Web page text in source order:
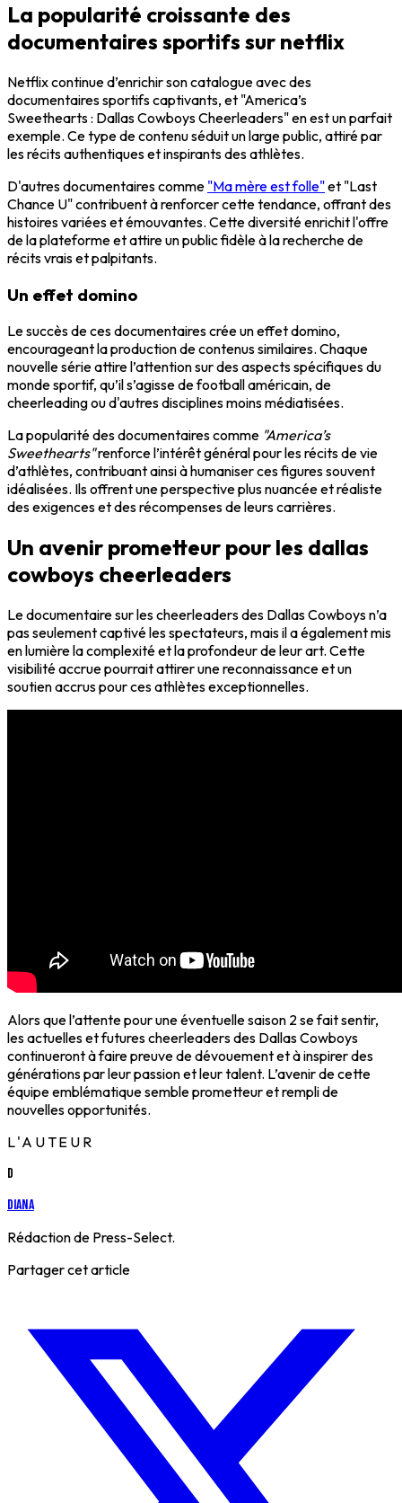
La popularité croissante des
documentaires sportifs sur netflix
Netflix continue d’enrichir son catalogue avec des
documentaires sportifs captivants, et "America’s
Sweethearts : Dallas Cowboys Cheerleaders" en est un parfait
exemple. Ce type de contenu séduit un large public, attiré par
les récits authentiques et inspirants des athlètes.
D'autres documentaires comme "Ma mère est folle"et "Last
Chance U" contribuent à renforcer cette tendance, offrant des
histoires variées et émouvantes. Cette diversité enrichit l'offre
de la plateforme et attire un public fidèle à la recherche de
récits vrais et palpitants.
Un effet domino
Le succès de ces documentaires crée un effet domino,
encourageant la production de contenus similaires. Chaque
nouvelle série attire l’attention sur des aspects spécifiques du
monde sportif, qu’il s’agisse de football américain, de
cheerleading ou d'autres disciplines moins médiatisées.
La popularité des documentaires comme "America’s
Sweethearts"renforce l’intérêt général pour les récits de vie
d’athlètes, contribuant ainsi à humaniser ces figures souvent
idéalisées. Ils offrent une perspective plus nuancée et réaliste
des exigences et des récompenses de leurs carrières.
Un avenir prometteur pour les dallas
cowboys cheerleaders
Le documentaire sur les cheerleaders des Dallas Cowboys n’a
pas seulement captivé les spectateurs, mais il a également mis
en lumière la complexité et la profondeur de leur art. Cette
visibilité accrue pourrait attirer une reconnaissance et un
soutien accrus pour ces athlètes exceptionnelles.
Alors que l’attente pour une éventuelle saison 2 se fait sentir,
les actuelles et futures cheerleaders des Dallas Cowboys
continueront à faire preuve de dévouement et à inspirer des
générations par leur passion et leur talent. L’avenir de cette
équipe emblématique semble prometteur et rempli de
nouvelles opportunités.
L'AUTEUR
D
Diana
Rédaction de Press-Select.
Partager cet article